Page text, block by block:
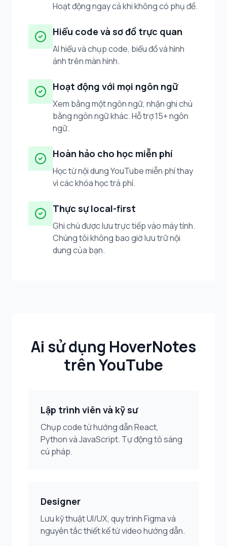
Hoạt động ngay cả khi không có phụ đề.
Hiểu code và sơ đồ trực quan
AI hiểu và chụp code, biểu đồ và hình
ảnh trên màn hình.
Hoạt động với mọi ngôn ngữ
Xem bằng một ngôn ngữ, nhận ghi chú
bằng ngôn ngữ khác. Hỗ trợ 15+ ngôn
ngữ.
Hoàn hảo cho học miễn phí
Học từ nội dung YouTube miễn phí thay
vì các khóa học trả phí.
Thực sự local-first
Ghi chú được lưu trực tiếp vào máy tính.
Chúng tôi không bao giờ lưu trữ nội
dung của bạn.
Ai sử dụng HoverNotes
trên YouTube
Lập trình viên và kỹ sư
Chụp code từ hướng dẫn React,
Python và JavaScript. Tự động tô sáng
cú pháp.
Designer
Lưu kỹ thuật UI/UX, quy trình Figma và
nguyên tắc thiết kế từ video hướng dẫn.